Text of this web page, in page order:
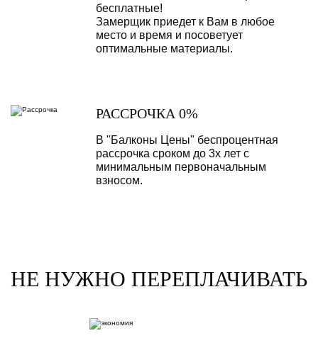
бесплатные!
Замерщик приедет к Вам в любое
место и время и посоветует
оптимальные материалы.
РАССРОЧКА 0%
В "Балконы Цены" беспроцентная
рассрочка сроком до 3х лет с
минимальным первоначальным
взносом.
НЕ НУЖНО ПЕРЕПЛАЧИВАТЬ